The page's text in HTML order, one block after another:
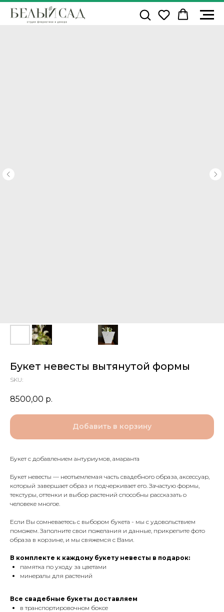
Букет невесты вытянутой формы
SKU:
8500,00 р.
Добавить в корзину
Букет с добавлением антуриумов, амаранта
Букет невесты — неотъемлемая часть свадебного образа, аксессуар,
который завершает образ и подчеркивает его. Зачастую формы,
текстуры, оттенки и выбор растений способны рассказать о
человеке многое.
Если Вы сомневаетесь с выбором букета - мы с удовольствием
поможем. Заполните свои пожелания и данные, прикрепите фото
образа в корзине, и мы свяжемся с Вами.
В комплекте к каждому букету невесты в подарок:
памятка по уходу за цветами
минералы для растений
Все свадебные букеты доставляем
в транспортировочном боксе